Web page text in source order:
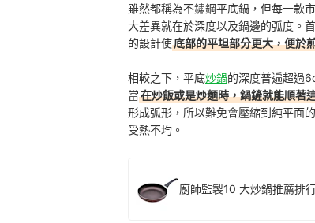
雖然都稱為不鏽鋼平底鍋，但每一款
大差異就在於深度以及鍋邊的弧度。
的設計使底部的平坦部分更大，便於
相較之下，平底炒鍋的深度普遍超過
當在炒飯或是炒麵時，鍋鏟就能順著
形成弧形，所以難免會壓縮到純平面
受熱不均。
廚師監製10 大炒鍋推薦排